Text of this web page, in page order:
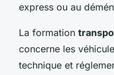
express ou au
La formation
concerne les
technique et